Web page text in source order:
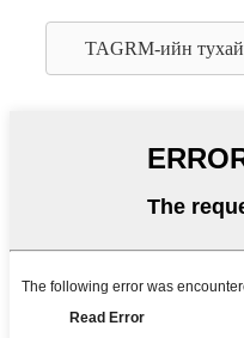
TAGRM-ийн тухай